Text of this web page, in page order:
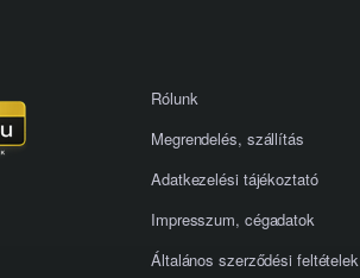
Rólunk
Megrendelés, szállítás
Adatkezelési tájékoztató
Impresszum, cégadatok
Általános szerződési feltételek